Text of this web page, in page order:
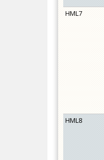
HML7
HML8